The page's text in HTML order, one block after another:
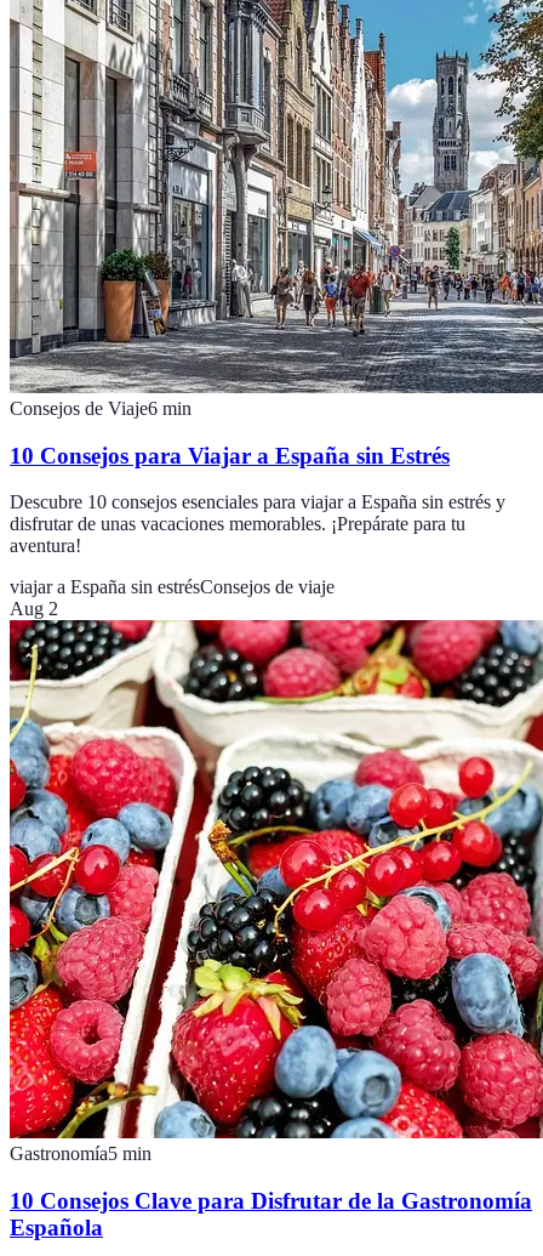
Consejos de Viaje6 min
10 Consejos para Viajar a España sin Estrés
Descubre 10 consejos esenciales para viajar a España sin estrés y
disfrutar de unas vacaciones memorables. ¡Prepárate para tu
aventura!
viajar a España sin estrésConsejos de viaje
Aug 2
Gastronomía5 min
10 Consejos Clave para Disfrutar de la Gastronomía
Española